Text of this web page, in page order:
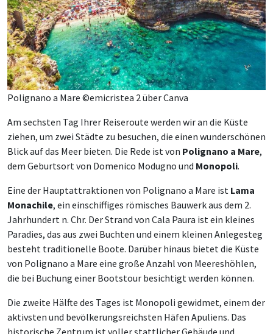
Polignano a Mare ©emicristea 2 über Canva
Am sechsten Tag Ihrer Reiseroute werden wir an die Küste
ziehen, um zwei Städte zu besuchen, die einen wunderschönen
Blick auf das Meer bieten. Die Rede ist von Polignano a Mare,
dem Geburtsort von Domenico Modugno und Monopoli.
Eine der Hauptattraktionen von Polignano a Mare ist Lama
Monachile, ein einschiffiges römisches Bauwerk aus dem 2.
Jahrhundert n. Chr. Der Strand von Cala Paura ist ein kleines
Paradies, das aus zwei Buchten und einem kleinen Anlegesteg
besteht traditionelle Boote. Darüber hinaus bietet die Küste
von Polignano a Mare eine große Anzahl von Meereshöhlen,
die bei Buchung einer Bootstour besichtigt werden können.
Die zweite Hälfte des Tages ist Monopoli gewidmet, einem der
aktivsten und bevölkerungsreichsten Häfen Apuliens. Das